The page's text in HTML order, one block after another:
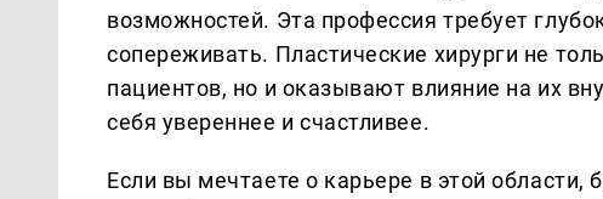
возможностей. Эта профессия требует
сопереживать. Пластические хирурги не
пациентов, но и оказывают влияние на их
себя увереннее и счастливее.
Если вы мечтаете о карьере в этой